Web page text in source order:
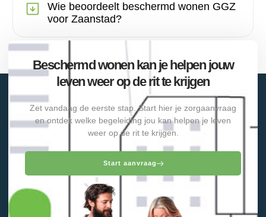
Wie beoordeelt beschermd wonen GGZ
voor Zaanstad?
Beschermd wonen kan je helpen jouw
leven weer op de rit te krijgen
Zet vandaag de eerste stap. Start hier je zorgaanvraag
en ontdek welke begeleiding jou kan helpen je leven
weer op de rit te krijgen.
Start aanvraag